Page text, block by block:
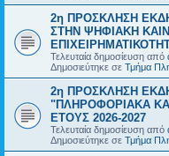
2η ΠΡΟΣΚΛΗΣΗ
ΣΤΗΝ ΨΗΦΙΑΚΗ
Τελευταία δημοσίευση από
Δημοσιεύτηκε σε Τμήμα
2η ΠΡΟΣΚΛΗΣΗ
"ΠΛΗΡΟΦΟΡΙΑΚΑ
ΕΤΟΥΣ 2026-2027
Τελευταία δημοσίευση από
Δημοσιεύτηκε σε Τμήμα